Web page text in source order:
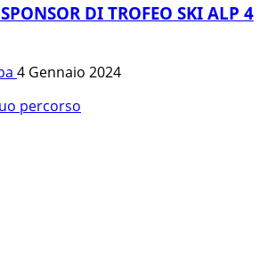
DI TROFEO SKI ALP 4
4 Gennaio 2024
percorso